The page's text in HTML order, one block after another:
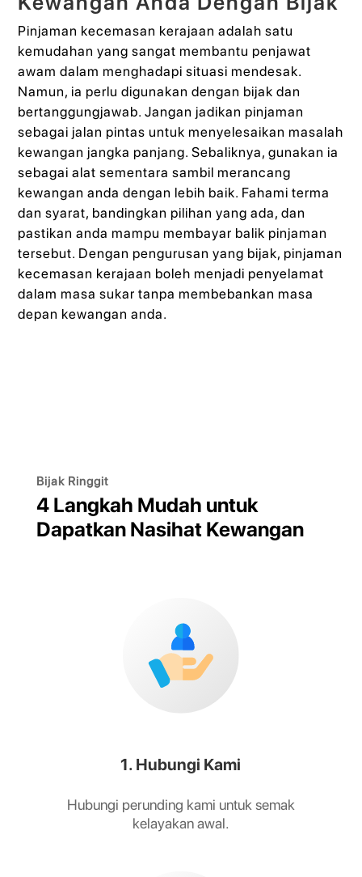
Pinjaman kecemasan kerajaan adalah satu
kemudahan yang sangat membantu penjawat
awam dalam menghadapi situasi mendesak.
Namun, ia perlu digunakan dengan bijak dan
bertanggungjawab. Jangan jadikan pinjaman
sebagai jalan pintas untuk menyelesaikan masalah
kewangan jangka panjang. Sebaliknya, gunakan ia
sebagai alat sementara sambil merancang
kewangan anda dengan lebih baik. Fahami terma
dan syarat, bandingkan pilihan yang ada, dan
pastikan anda mampu membayar balik pinjaman
tersebut. Dengan pengurusan yang bijak, pinjaman
kecemasan kerajaan boleh menjadi penyelamat
dalam masa sukar tanpa membebankan masa
depan kewangan anda.
Bijak Ringgit
4 Langkah Mudah untuk
Dapatkan Nasihat Kewangan
1. Hubungi Kami
Hubungi perunding kami untuk semak
kelayakan awal.